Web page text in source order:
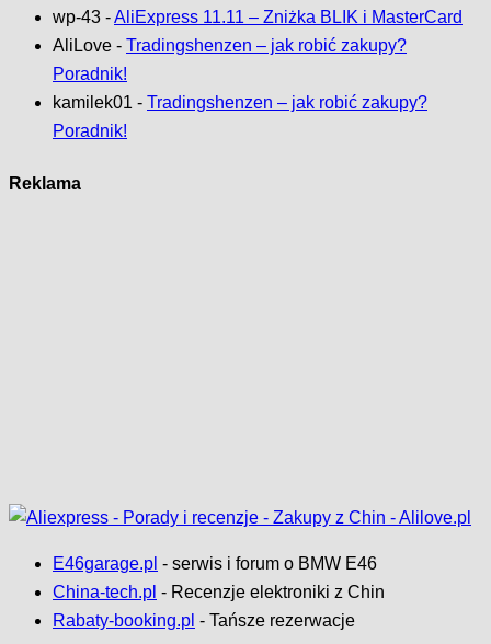
wp-43 -AliExpress 11.11 – Zniżka BLIK i MasterCard
AliLove - Tradingshenzen – jak robić zakupy?
Poradnik!
kamilek01 - Tradingshenzen – jak robić zakupy?
Poradnik!
Reklama
E46garage.pl - serwis i forum o BMW E46
China-tech.pl - Recenzje elektroniki z Chin
Rabaty-booking.pl - Tańsze rezerwacje